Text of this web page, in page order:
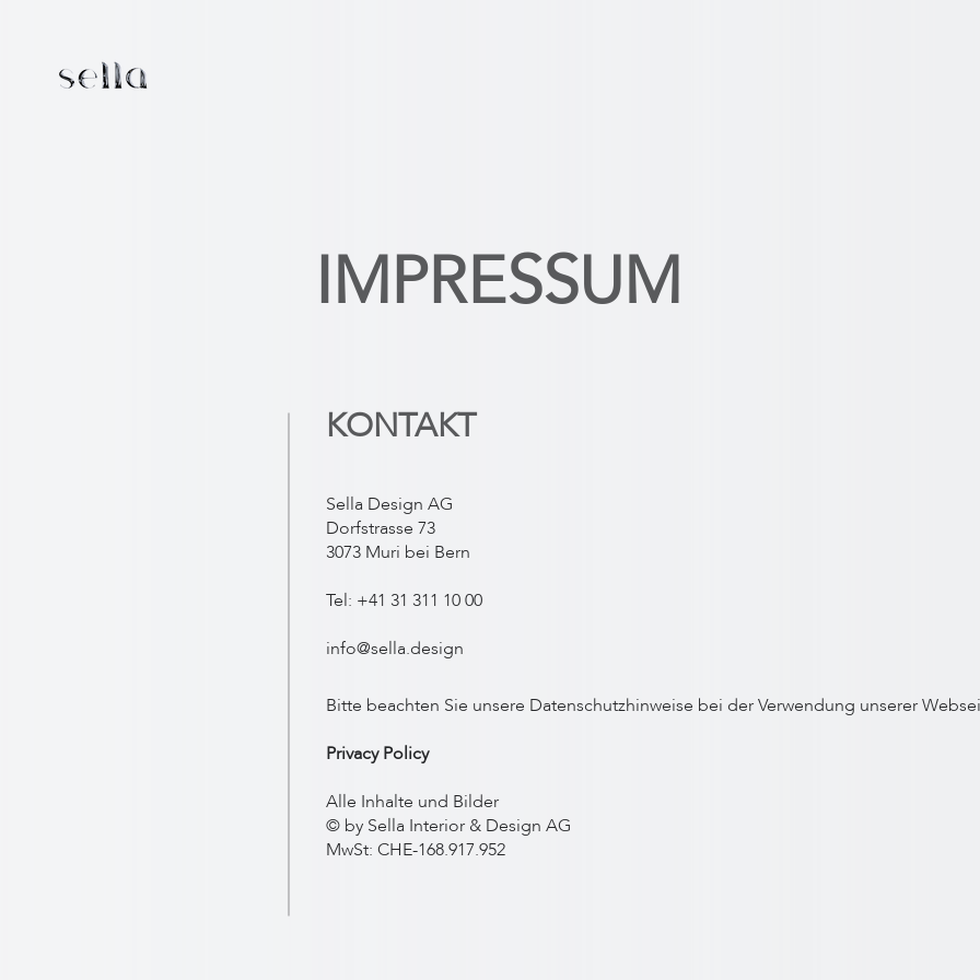
IMPRESSUM
KONTAKT
Sella Design AG
Dorfstrasse 73
3073 Muri bei Bern
Tel: +41 31 311 10 00
info@sella.design
Bitte beachten Sie unsere Datenschutzhinweise bei der Verwendung unserer
Privacy Policy
Alle Inhalte und Bilder
© by Sella Interior & Design AG
MwSt: CHE-168.917.952